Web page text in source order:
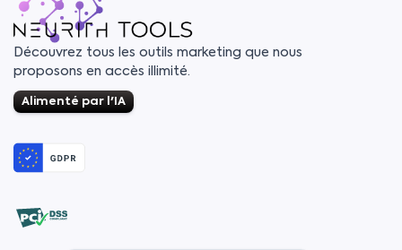
Découvrez tous les outils marketing que nous
proposons en accès illimité.
Alimenté par l'IA